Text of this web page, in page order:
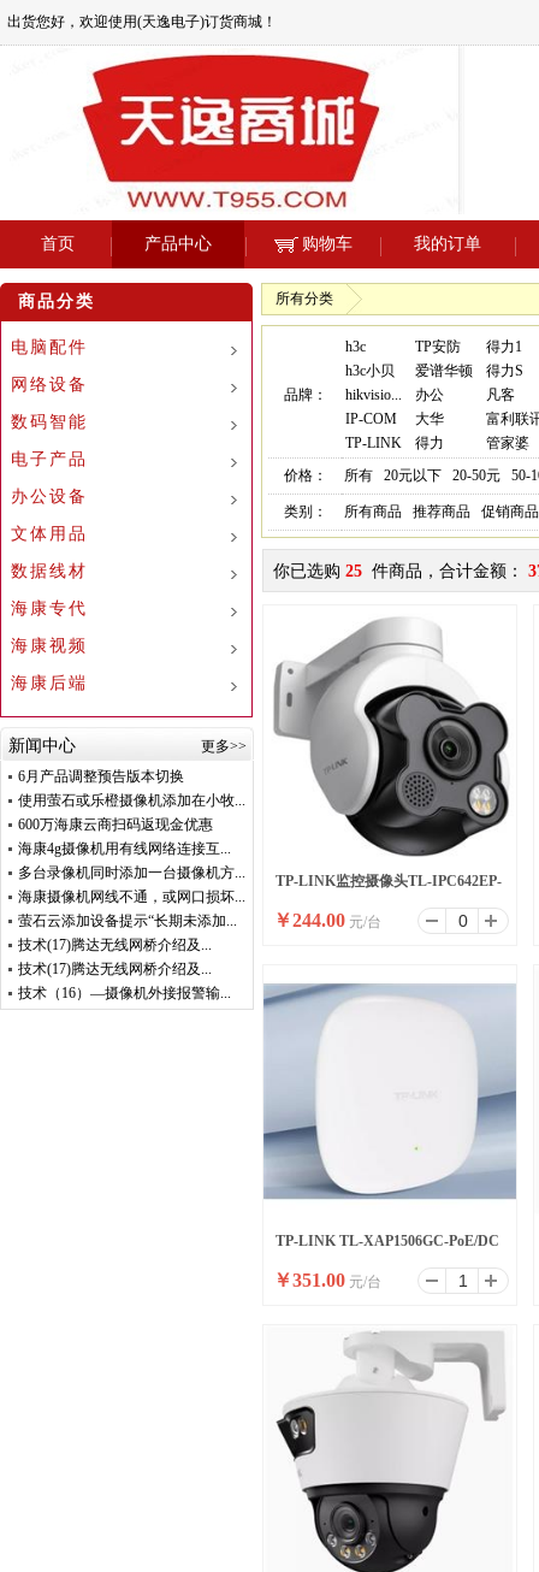
出货您好，欢迎使用(天逸电子)订货商城！
首页 产品中心 购物车 我的订单
商品分类
电脑配件
网络设备
数码智能
电子产品
办公设备
文体用品
数据线材
海康专代
海康视频
海康后端
新闻中心
更多>>
6月产品调整预告版本切换
使用萤石或乐橙摄像机添加在小牧...
600万海康云商扫码返现金优惠
海康4g摄像机用有线网络连接互...
多台录像机同时添加一台摄像机方...
海康摄像机网线不通，或网口损坏...
萤石云添加设备提示“长期未添加...
技术(17)腾达无线网桥介绍及...
技术(17)腾达无线网桥介绍及...
技术（16）—摄像机外接报警输...
所有分类
品牌：
h3c TP安防
得力1
h3c小贝
爱谱华顿
得力S
hikvisio...
办公
凡客
IP-COM
大华
富利联
TP-LINK
得力
管家婆
价格：
所有 20元以下 20-50元 50-
类别： 所有商品 推荐商品 促销商品
你已选购 25 件商品，合计金额：
TP-LINK监控摄像头TL-IPC642EP-
A4室外双光全彩
￥244.00 元/台
TP-LINK TL-XAP1506GC-PoE/DC
易展版AX1500双频wifi6吸顶式无线
￥351.00 元/台